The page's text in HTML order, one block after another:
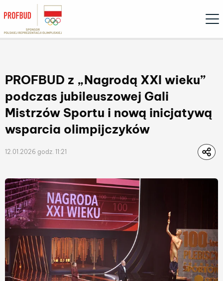
PROFBUD z „Nagrodą XXI wieku”
podczas jubileuszowej Gali
Mistrzów Sportu i nową inicjatywą
wsparcia olimpijczyków
12.01.2026 godz. 11:21